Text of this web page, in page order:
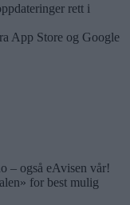
rett i
App Store og Google
– også eAvisen vår!
for best mulig